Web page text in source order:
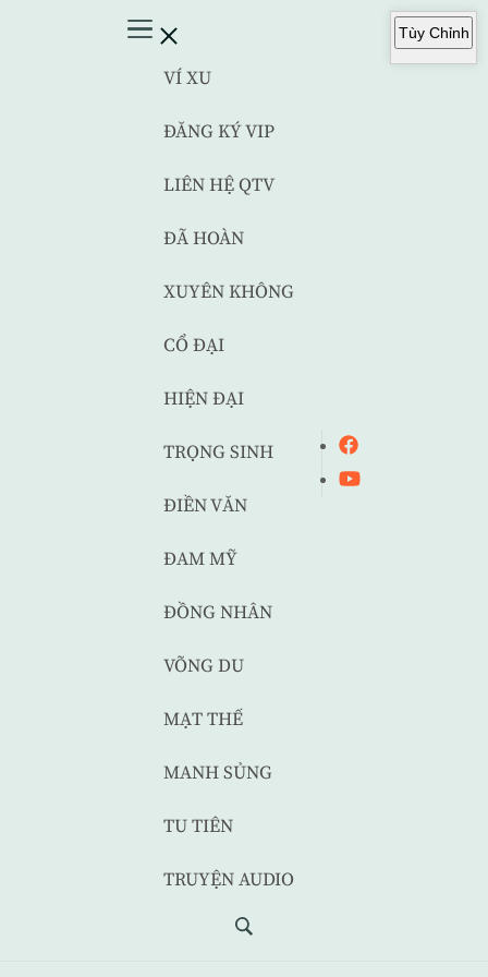
VÍ XU
ĐĂNG KÝ VIP
LIÊN HỆ QTV
ĐÃ HOÀN
XUYÊN KHÔNG
CỔ ĐẠI
HIỆN ĐẠI
TRỌNG SINH
ĐIỀN VĂN
ĐAM MỸ
ĐỒNG NHÂN
VÕNG DU
MẠT THẾ
MANH SỦNG
TU TIÊN
TRUYỆN AUDIO
Tùy Chỉnh